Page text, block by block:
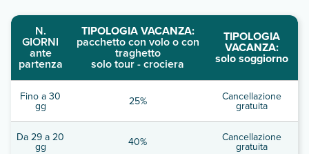
N.
GIORNI
ante
partenza
TIPOLOGIA VACANZA:
pacchetto con volo o con
traghetto
solo tour - crociera
TIPOLOGIA
VACANZA:
solo soggiorno
Fino a 30
gg 25% Cancellazione
gratuita
Da 29 a 20
gg 40% Cancellazione
gratuita